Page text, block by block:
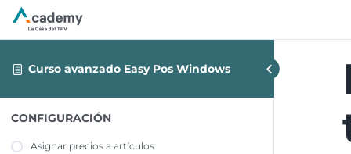
Curso avanzado Easy Pos Windows
CONFIGURACIÓN
Asignar precios a artículos